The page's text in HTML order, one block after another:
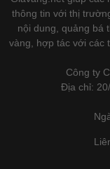
thông tin với thị
nội dung, quảng bá
vàng, hợp tác với các
Công ty
Địa chỉ: